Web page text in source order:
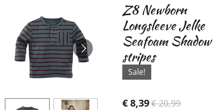
Z8 Newborn
Longsleeve Jelke
Seafoam Shadow
stripes
Sale!
€ 8,39€ 20,99